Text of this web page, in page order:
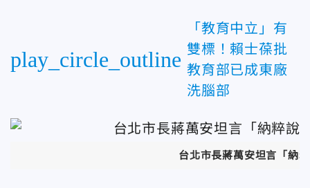
play_circle_outline
「教育中立」有
雙標！賴士葆批
教育部已成東廠
洗腦部
台北市長蔣萬安坦言「納